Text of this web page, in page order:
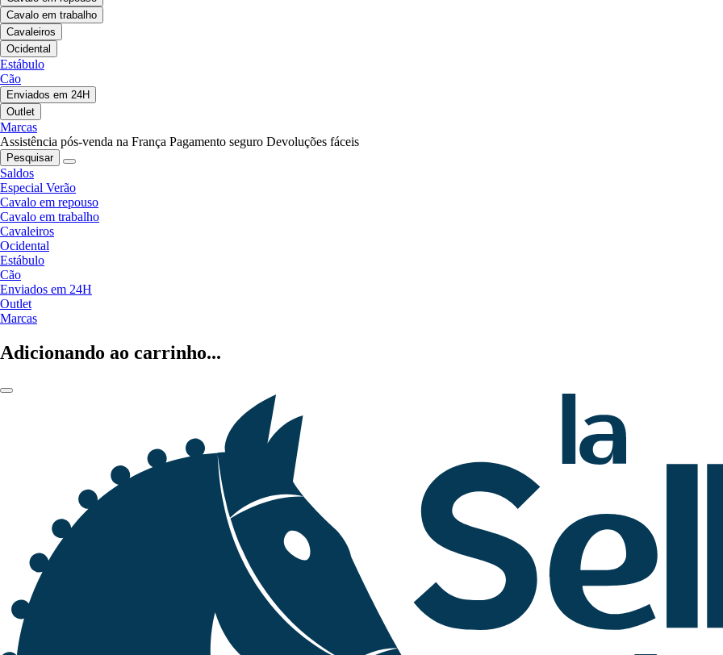
Cavalo em trabalho
Cavaleiros
Ocidental
Estábulo
Cão
Enviados em 24H
Outlet
Marcas
Assistência pós-venda na França Pagamento seguro Devoluções fáceis
Pesquisar
Saldos
Especial Verão
Cavalo em repouso
Cavalo em trabalho
Cavaleiros
Ocidental
Estábulo
Cão
Enviados em 24H
Outlet
Marcas
Adicionando ao carrinho...